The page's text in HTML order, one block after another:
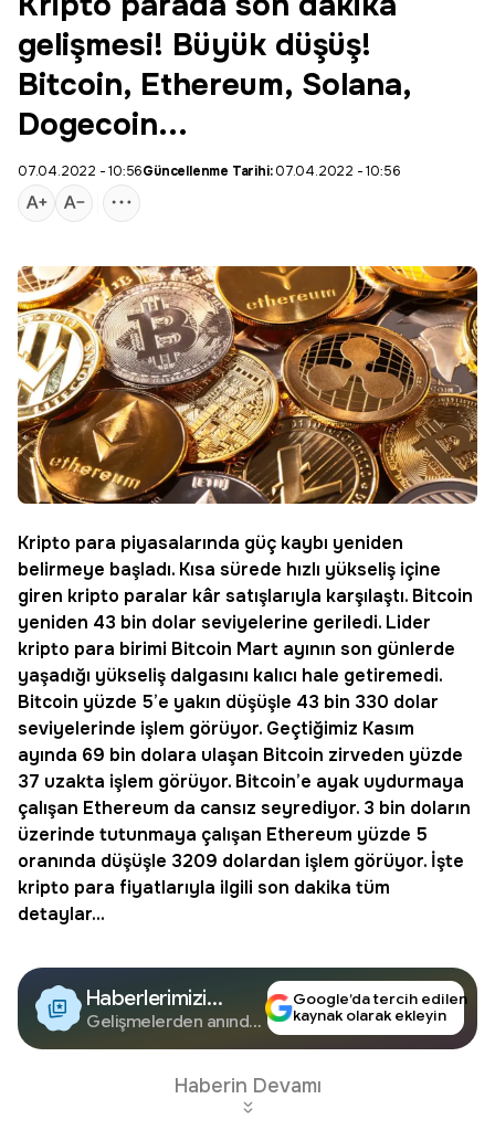
gelişmesi! Büyük düşüş!
Bitcoin, Ethereum, Solana,
Dogecoin...
07.04.2022 - 10:56Güncellenme Tarihi:07.04.2022 - 10:56
Kripto para piyasalarında güç kaybı yeniden
belirmeye başladı. Kısa sürede hızlı yükseliş içine
giren kripto paralar kâr satışlarıyla karşılaştı. Bitcoin
yeniden 43 bin dolar seviyelerine geriledi. Lider
kripto para birimi Bitcoin Mart ayının son günlerde
yaşadığı yükseliş dalgasını kalıcı hale getiremedi.
Bitcoin yüzde 5’e yakın düşüşle 43 bin 330 dolar
seviyelerinde işlem görüyor. Geçtiğimiz Kasım
ayında 69 bin dolara ulaşan Bitcoin zirveden yüzde
37 uzakta işlem görüyor. Bitcoin’e ayak uydurmaya
çalışan Ethereum da cansız seyrediyor. 3 bin doların
üzerinde tutunmaya çalışan Ethereum yüzde 5
oranında düşüşle 3209 dolardan işlem görüyor. İşte
kripto para fiyatlarıyla ilgili son dakika tüm
detaylar...
Haberlerimizi
Google'da Takip
Edin
Gelişmelerden anında
Google’da tercih edilen
kaynak olarak ekleyin
Haberin Devamı